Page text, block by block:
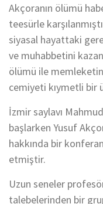
Akçoranın ölümü
teesürle
siyasal hayattaki
ve muhabbetini
ölümü ile
cemiyeti kıymetli bir
İzmir saylavı
başlarken Yusuf
hakkında bir
etmiştir.
Uzun seneler
talebelerinden bir